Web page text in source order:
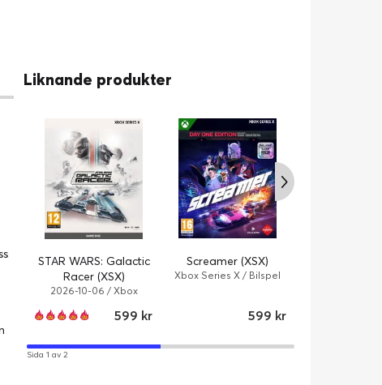
Liknande produkter
STAR WARS: Galactic
Racer (XSX)
2026-10-06 / Xbox
599 kr
Screamer (XSX)
Xbox Series X / Bilspel
599 kr
Sida 1 av 2